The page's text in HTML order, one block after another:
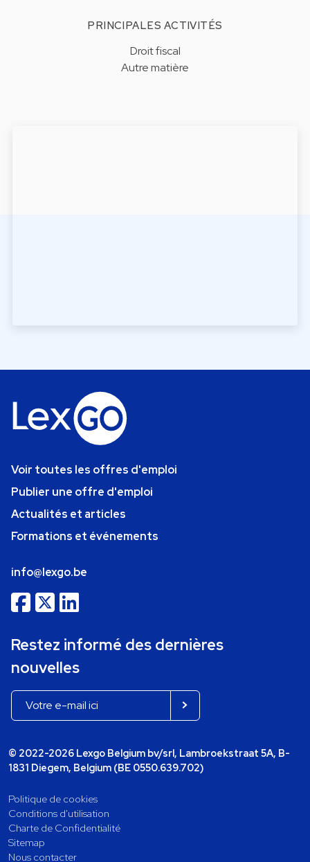
PRINCIPALES ACTIVITÉS
Droit fiscal
Autre matière
Voir toutes les offres d'emploi
Publier une offre d'emploi
Actualités et articles
Formations et événements
info@lexgo.be
Restez informé des dernières
nouvelles
© 2022-2026 Lexgo Belgium bv/srl, Lambroekstraat 5A, B-
1831 Diegem, Belgium (BE 0550.639.702)
Politique de cookies
Conditions d'utilisation
Charte de Confidentialité
Sitemap
Nous contacter